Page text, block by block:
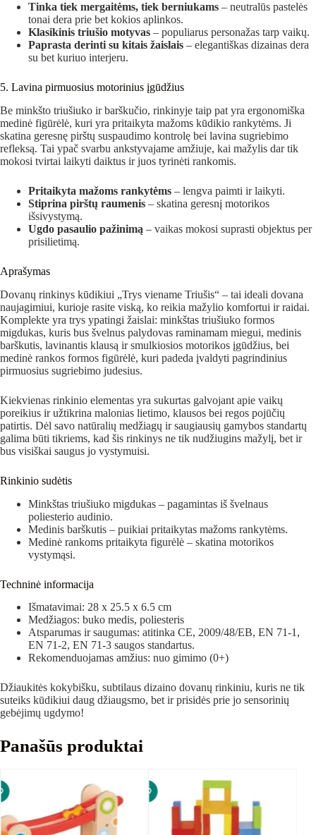
Tinka tiek mergaitėms, tiek berniukams – neutralūs pastelės
tonai dera prie bet kokios aplinkos.
Klasikinis triušio motyvas – populiarus personažas tarp vaikų.
Paprasta derinti su kitais žaislais – elegantiškas dizainas dera
su bet kuriuo interjeru.
5. Lavina pirmuosius motorinius įgūdžius
Be minkšto triušiuko ir barškučio, rinkinyje taip pat yra ergonomiška
medinė figūrėlė, kuri yra pritaikyta mažoms kūdikio rankytėms. Ji
skatina geresnę pirštų suspaudimo kontrolę bei lavina sugriebimo
refleksą. Tai ypač svarbu ankstyvajame amžiuje, kai mažylis dar tik
mokosi tvirtai laikyti daiktus ir juos tyrinėti rankomis.
Pritaikyta mažoms rankytėms – lengva paimti ir laikyti.
Stiprina pirštų raumenis – skatina geresnį motorikos
išsivystymą.
Ugdo pasaulio pažinimą – vaikas mokosi suprasti objektus per
prisilietimą.
Aprašymas
Dovanų rinkinys kūdikiui „Trys viename Triušis“ – tai ideali dovana
naujagimiui, kurioje rasite viską, ko reikia mažylio komfortui ir raidai.
Komplekte yra trys ypatingi žaislai: minkštas triušiuko formos
migdukas, kuris bus švelnus palydovas raminamam miegui, medinis
barškutis, lavinantis klausą ir smulkiosios motorikos įgūdžius, bei
medinė rankos formos figūrėlė, kuri padeda įvaldyti pagrindinius
pirmuosius sugriebimo judesius.
Kiekvienas rinkinio elementas yra sukurtas galvojant apie vaikų
poreikius ir užtikrina malonias lietimo, klausos bei regos pojūčių
patirtis. Dėl savo natūralių medžiagų ir saugiausių gamybos standartų
galima būti tikriems, kad šis rinkinys ne tik nudžiugins mažylį, bet ir
bus visiškai saugus jo vystymuisi.
Rinkinio sudėtis
Minkštas triušiuko migdukas – pagamintas iš švelnaus
poliesterio audinio.
Medinis barškutis – puikiai pritaikytas mažoms rankytėms.
Medinė rankoms pritaikyta figurėlė – skatina motorikos
vystymąsi.
Techninė informacija
Išmatavimai: 28 x 25.5 x 6.5 cm
Medžiagos: buko medis, poliesteris
Atsparumas ir saugumas: atitinka CE, 2009/48/EB, EN 71-1,
EN 71-2, EN 71-3 saugos standartus.
Rekomenduojamas amžius: nuo gimimo (0+)
Džiaukitės kokybišku, subtilaus dizaino dovanų rinkiniu, kuris ne tik
suteiks kūdikiui daug džiaugsmo, bet ir prisidės prie jo sensorinių
gebėjimų ugdymo!
Panašūs produktai